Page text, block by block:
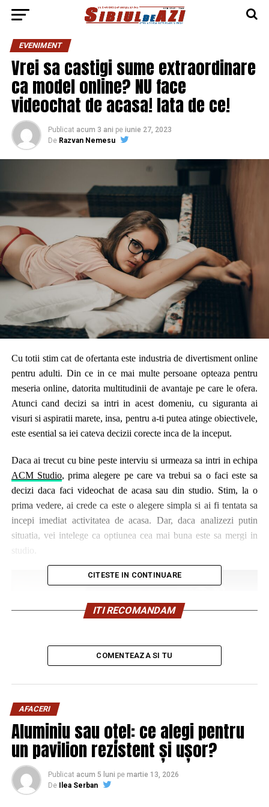
EVENIMENT
Vrei sa castigi sume extraordinare
ca model online? NU face
videochat de acasa! Iata de ce!
Publicat acum 3 ani pe iunie 27, 2023
De Razvan Nemesu
Cu totii stim cat de ofertanta este industria de divertisment online
pentru adulti. Din ce in ce mai multe persoane opteaza pentru
meseria online, datorita multitudinii de avantaje pe care le ofera.
Atunci cand decizi sa intri in acest domeniu, cu siguranta ai
visuri si aspiratii marete, insa, pentru a-ti putea atinge obiectivele,
este esential sa iei cateva decizii corecte inca de la inceput.
Daca ai trecut cu bine peste interviu si urmeaza sa intri in echipa
ACM Studio, prima alegere pe care va trebui sa o faci este sa
decizi daca faci videochat de acasa sau din studio. Stim, la o
prima vedere, ai crede ca este o alegere simpla si ai fi tentata sa
incepi imediat activitatea de acasa. Dar, daca analizezi putin
situatia, vei intelege ca optiunea cea mai buna este sa mergi in
Dezavantajele de a face videochat de acasa, cu mult mai
mari decat avantajele
CITESTE IN CONTINUARE
ITI RECOMANDAM
COMENTEAZA SI TU
AFACERI
Aluminiu sau oțel: ce alegi pentru
un pavilion rezistent și ușor?
Publicat acum 5 luni pe martie 13, 2026
De
Ilea Serban